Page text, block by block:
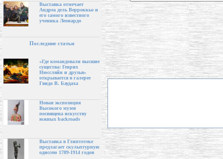
Выставка отмечает
Андреа дель Верроккьо и
его самого известного
ученика Леонардо
Последние статьи
«Где командовали высшие
существа: Генрих
Нюссляйн и друзья»
открывается в галерее
Гвидо В. Баудаха
Новая экспозиция
Высокого музея
посвящена искусству
южных backroads
Выставка в Глиптотеке
предлагает скульптурную
одиссею 1789-1914 годов